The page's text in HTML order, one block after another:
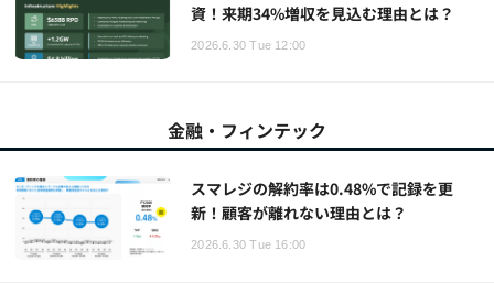
資！来期34%増収を見込む理由とは？
2026.6.30 Tue 12:00
金融・フィンテック
スマレジの解約率は0.48%で記録を更
新！顧客が離れない理由とは？
2026.6.30 Tue 16:00